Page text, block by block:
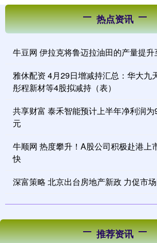
热点资讯
牛豆网 伊拉克将鲁迈拉油田的产量提升
雅休配资 4月29日增减持汇总：华大九
彤程新材等4股拟减持（表）
共享财富 泰禾智能预计上半年净利润
元
牛顺网 热度攀升！A股公司积极赴港上
快
深富策略 北京出台房地产新政 力促市
推荐资讯